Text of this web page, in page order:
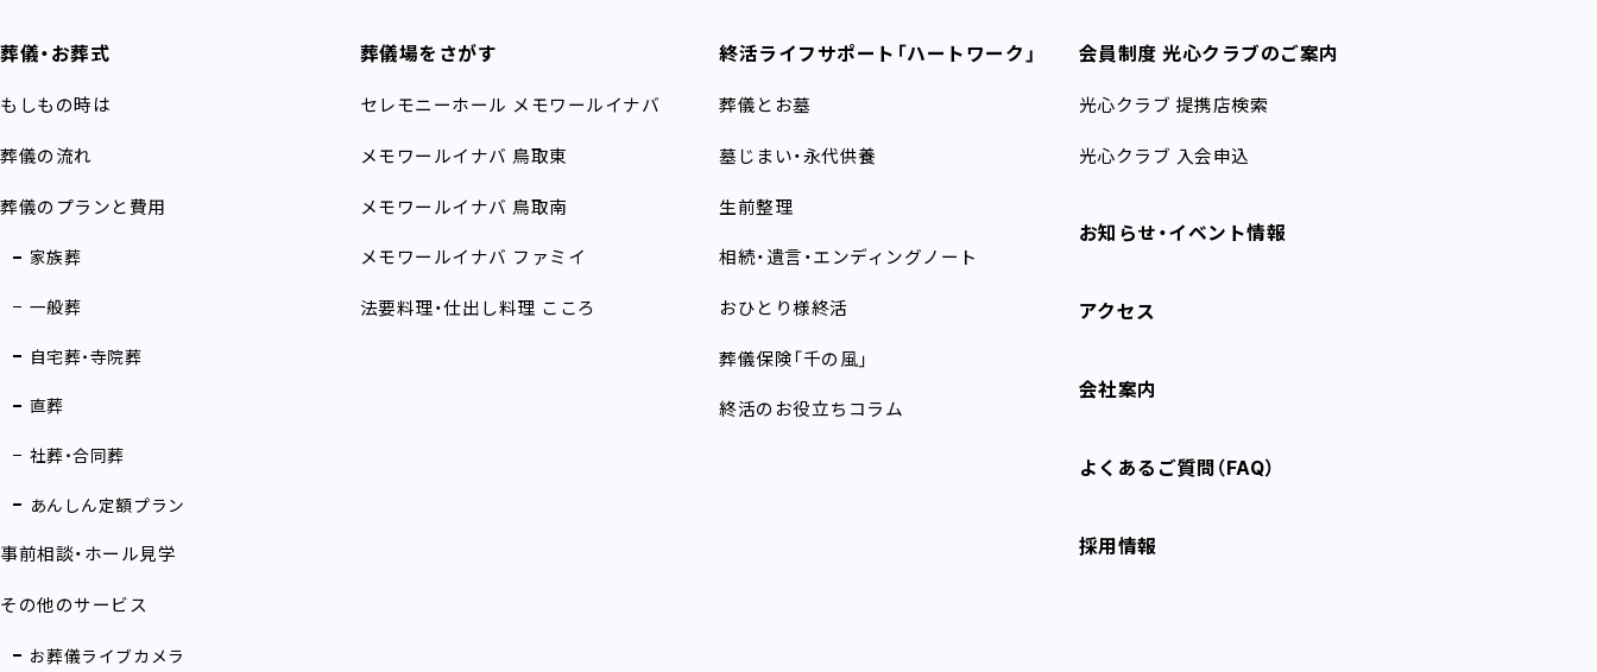
葬儀・お葬式
もしもの時は
葬儀の流れ
葬儀のプランと費用
家族葬
一般葬
自宅葬・寺院葬
直葬
社葬・合同葬
あんしん定額プラン
事前相談・ホール見学
その他のサービス
お葬儀ライブカメラ
葬儀場をさがす
セレモニーホール メモワールイナバ
メモワールイナバ 鳥取東
メモワールイナバ 鳥取南
メモワールイナバ ファミイ
法要料理・仕出し料理 こころ
終活ライフサポート 「ハートワーク」
葬儀とお墓
墓じまい・永代供養
生前整理
相続・遺言・エンディングノート
おひとり様終活
葬儀保険「千の風」
終活のお役立ちコラム
会員制度 光心クラブのご案内
光心クラブ 提携店検索
光心クラブ 入会申込
お知らせ・イベント情報
アクセス
会社案内
よくあるご質問（FAQ）
採用情報